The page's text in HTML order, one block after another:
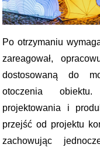
Po otrzymaniu
zareagował,
dostosowaną do
otoczenia
projektowania i
przejść od projektu
zachowując